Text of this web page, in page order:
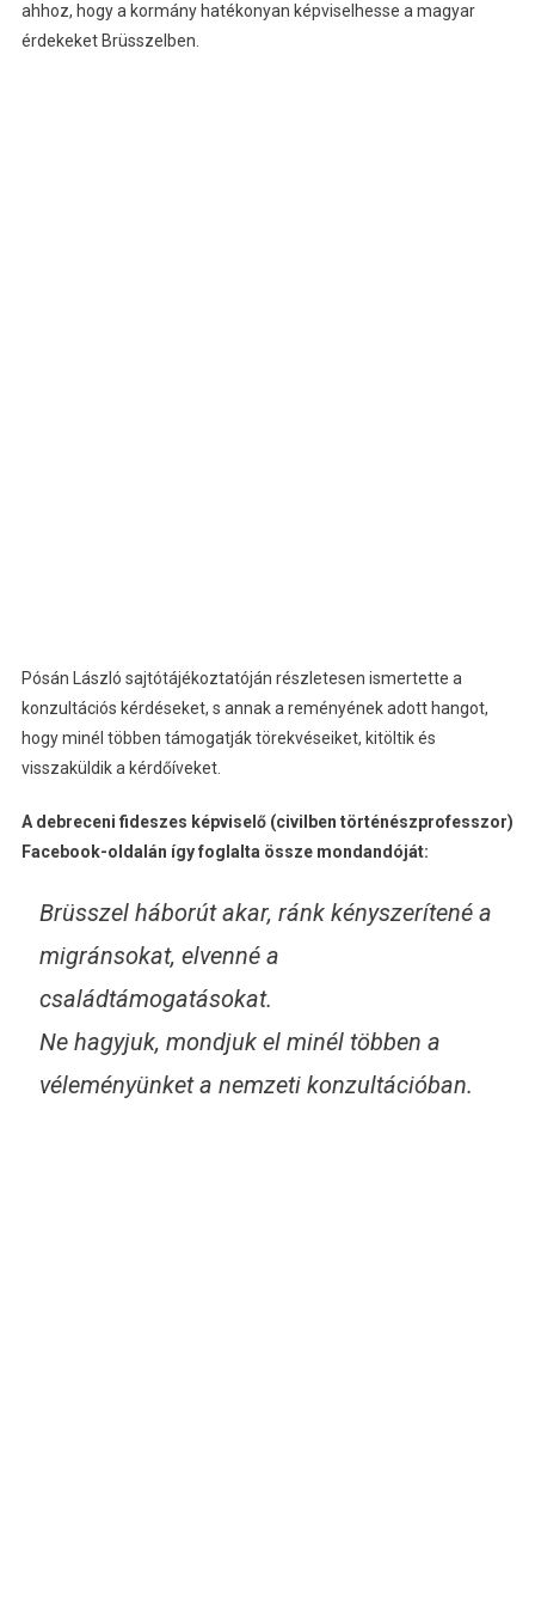
ahhoz, hogy a kormány hatékonyan képviselhesse a magyar
érdekeket Brüsszelben.
Pósán László sajtótájékoztatóján részletesen ismertette a
konzultációs kérdéseket, s annak a reményének adott hangot,
hogy minél többen támogatják törekvéseiket, kitöltik és
visszaküldik a kérdőíveket.
A debreceni fideszes képviselő (civilben történészprofesszor)
Facebook-oldalán így foglalta össze mondandóját:
Brüsszel háborút akar, ránk kényszerítené a
migránsokat, elvenné a
családtámogatásokat.
Ne hagyjuk, mondjuk el minél többen a
véleményünket a nemzeti konzultációban.